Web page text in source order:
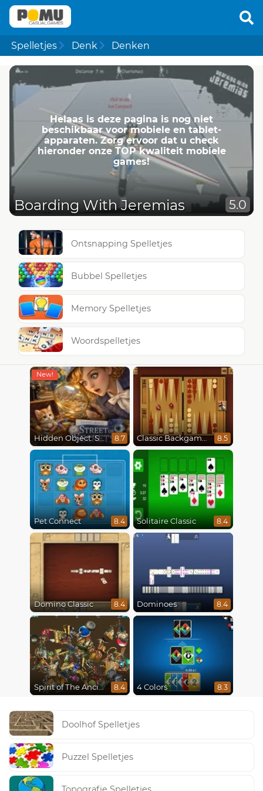
Spelletjes Denk Denken
Helaas is deze pagina is nog niet
beschikbaar voor mobiele en tablet-
apparaten. Zorg ervoor dat u check
hieronder onze TOP kwaliteit mobiele
games!
Boarding With Jeremias 5.0
Ontsnapping Spelletjes
Bubbel Spelletjes
Memory Spelletjes
Woordspelletjes
Hidden Object: Street Of Secrets 8.7 Classic Backgammon 8.5
Pet Connect 8.4 Solitaire Classic 8.4
Domino Classic 8.4 Dominoes 8.4
Spirit of The Ancient Forest 8.4 4 Colors 8.3
Doolhof Spelletjes
Puzzel Spelletjes